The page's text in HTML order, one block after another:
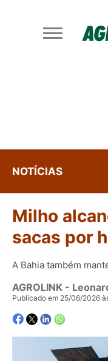
NOTÍCIAS
Milho
sacas por
A Bahia também
AGROLINK -
Publicado em 25/06/2026